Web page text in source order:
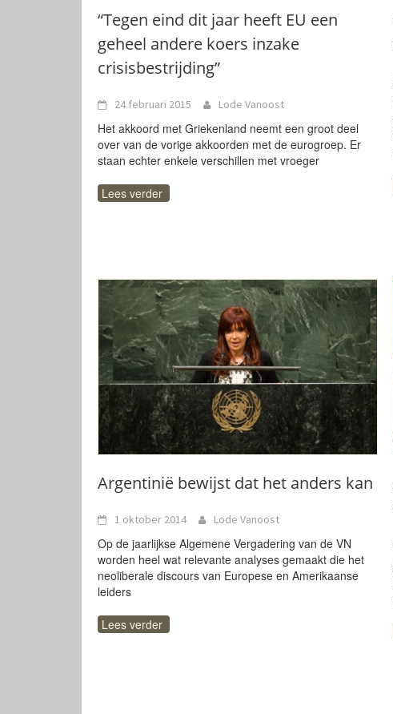
“Tegen eind dit jaar heeft EU een
geheel andere koers inzake
crisisbestrijding”
24 februari 2015 Lode Vanoost
Het akkoord met Griekenland neemt een groot deel
over van de vorige akkoorden met de eurogroep. Er
staan echter enkele verschillen met vroeger
Lees verder
Argentinië bewijst dat het anders kan
1 oktober 2014 Lode Vanoost
Op de jaarlijkse Algemene Vergadering van de VN
worden heel wat relevante analyses gemaakt die het
neoliberale discours van Europese en Amerikaanse
leiders
Lees verder